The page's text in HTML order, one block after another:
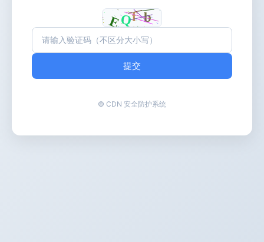
提交
© CDN 安全防护系统